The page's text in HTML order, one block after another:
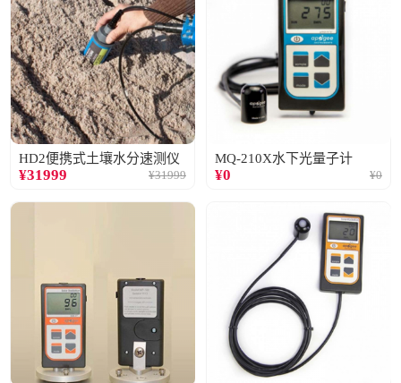
HD2便携式土壤水分速测仪
¥31999 ¥31999
MQ-210X水下光量子计
¥0 ¥0